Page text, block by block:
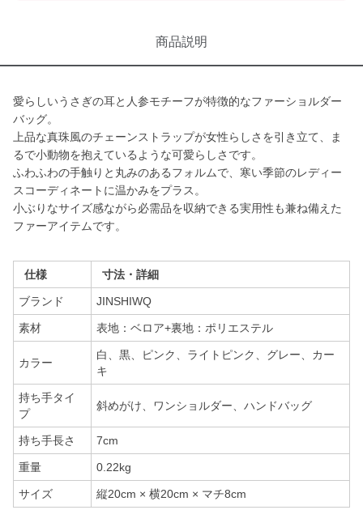
商品説明
愛らしいうさぎの耳と人参モチーフが特徴的なファーショルダー
バッグ。
上品な真珠風のチェーンストラップが女性らしさを引き立て、ま
るで小動物を抱えているような可愛らしさです。
ふわふわの手触りと丸みのあるフォルムで、寒い季節のレディー
スコーディネートに温かみをプラス。
小ぶりなサイズ感ながら必需品を収納できる実用性も兼ね備えた
ファーアイテムです。
仕様 寸法・詳細
ブランド JINSHIWQ
素材 表地：ベロア+裏地：ポリエステル
カラー
白、黒、ピンク、ライトピンク、グレー、カー
キ
持ち手タイ
プ
斜めがけ、ワンショルダー、ハンドバッグ
持ち手長さ 7cm
重量 0.22kg
サイズ 縦20cm × 横20cm × マチ8cm